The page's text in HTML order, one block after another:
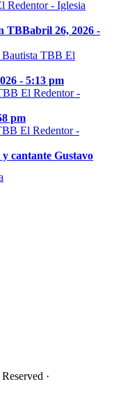
TBBabril 26, 2026 -
- 5:13 pm
pm
y cantante Gustavo
·